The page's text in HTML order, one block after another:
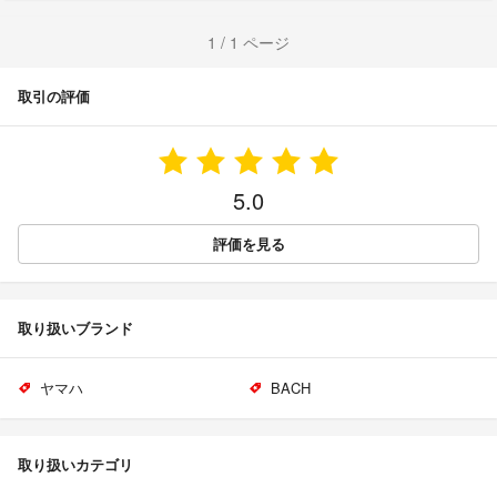
1 / 1 ページ
取引の評価
5.0
評価を見る
取り扱いブランド
ヤマハ BACH
取り扱いカテゴリ